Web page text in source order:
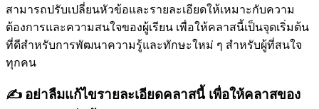
สามารถปรับเปลี่ยนหัวข้อและรายละเอียดให้เหมาะกับความ
ต้องการและความสนใจของผู้เรียน เพื่อให้คลาสนี้เป็นจุดเริ่มต้น
ที่ดีสำหรับการพัฒนาความรู้และทักษะใหม่ ๆ สำหรับผู้ที่สนใจ
ทุกคน
✍️ อย่าลืมแก้ไขรายละเอียดคลาสนี้ เพื่อให้คลาสของ